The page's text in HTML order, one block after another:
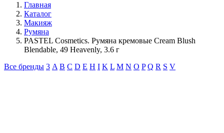
Главная
Каталог
Макияж
Румяна
PASTEL Cosmetics. Румяна кремовые Cream Blush
Blendable, 49 Heavenly, 3.6 г
Все бренды 3 A B C D E H I K L M N O P Q R S V